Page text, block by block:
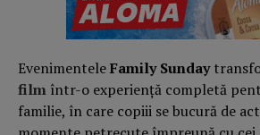
EvenimenteleFamily Sunday
film într-o experiență completă
familie, în care copiii se bucură de